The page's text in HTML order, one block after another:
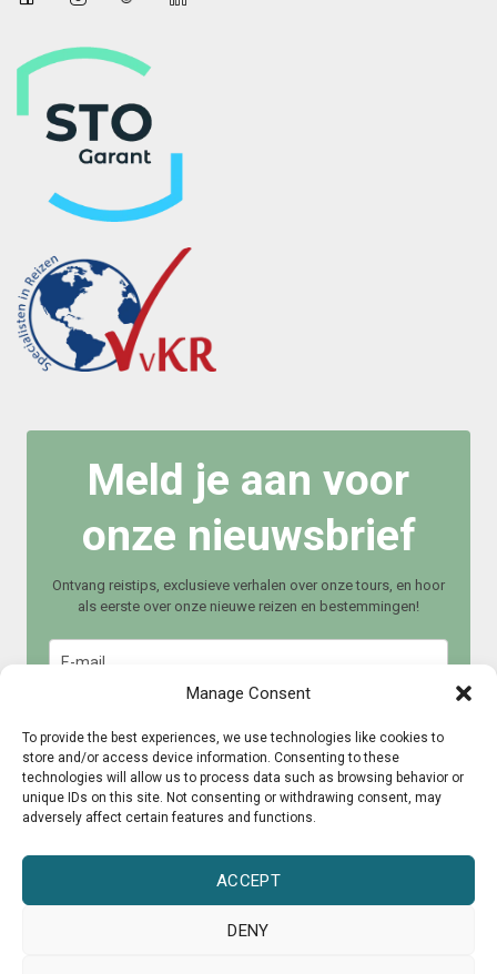
Manage Consent
To provide the best experiences, we use technologies like cookies to
store and/or access device information. Consenting to these
technologies will allow us to process data such as browsing behavior or
unique IDs on this site. Not consenting or withdrawing consent, may
adversely affect certain features and functions.
ACCEPT
DENY
Meld je aan voor
onze nieuwsbrief
Ontvang reistips, exclusieve verhalen over onze tours, en hoor
als eerste over onze nieuwe reizen en bestemmingen!
Meld je aan